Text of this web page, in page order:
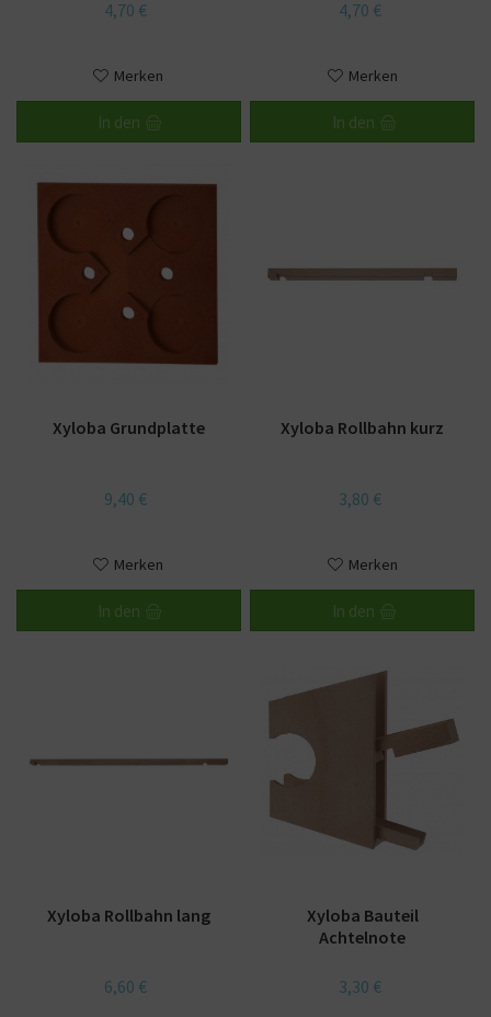
4,70 €
Merken
In den
4,70 €
Merken
In den
Xyloba Grundplatte
9,40 €
Merken
In den
Xyloba Rollbahn kurz
3,80 €
Merken
In den
Xyloba Rollbahn lang
6,60 €
Xyloba Bauteil
Achtelnote
3,30 €